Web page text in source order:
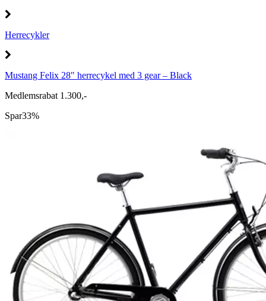
Herrecykler
Mustang Felix 28" herrecykel med 3 gear – Black
Medlemsrabat 1.300,-
Spar33%